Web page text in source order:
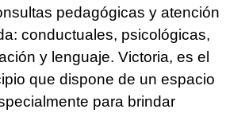
pedagógicas y atención
conductuales, psicológicas,
y lenguaje. Victoria, es el
que dispone de un espacio
para brindar